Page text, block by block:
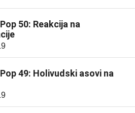
50: Reakcija na
49: Holivudski asovi na